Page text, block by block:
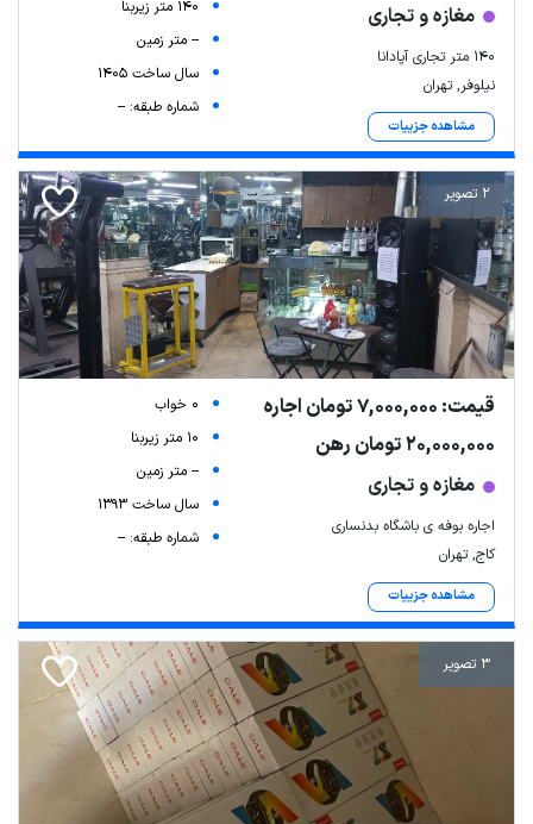
مغازه و تجاری
۱۴۰ متر تجاری آپادانا
نیلوفر, تهران
مشاهده جزییات
140 متر زیربنا
-- متر زمین
سال ساخت 1405
شماره طبقه: --
2 تصویر
قیمت: 7,000,000 تومان اجاره
20,000,000 تومان رهن
مغازه و تجاری
اجاره بوفه ی باشگاه بدنساری
کاج, تهران
مشاهده جزییات
0 خواب
10 متر زیربنا
-- متر زمین
سال ساخت 1393
شماره طبقه: --
3 تصویر